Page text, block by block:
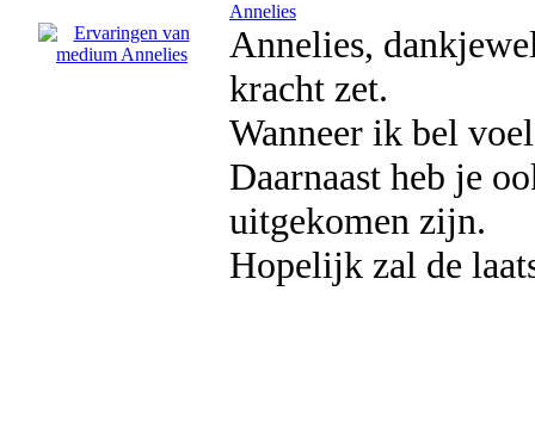
Annelies
Annelies,
kracht zet.
Wanneer ik bel
Daarnaast heb je
uitgekomen zijn.
Hopelijk zal de